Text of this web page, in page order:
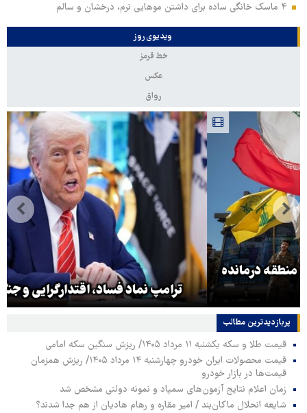
۴ ماسک خانگی ساده برای داشتن موهایی نرم، درخشان و سالم
ویدیوی روز
خط قرمز
عکس
رواق
ترامپ نماد فساد، اقتدارگرایی و جنگ‌طلبی است!
پربازدیدترین‌ مطالب
قیمت طلا و سکه یکشنبه ۱۱ مرداد ۱۴۰۵/ ریزش سنگین سکه امامی
قیمت محصولات ایران خودرو چهارشنبه ۱۴ مرداد ۱۴۰۵/ ریزش همزمان
قیمت‌ها در بازار خودرو
زمان اعلام نتایج آزمون‌های سمپاد و نمونه دولتی مشخص شد
شایعه انحلال ماکان‌بند / امیر مقاره و رهام هادیان از هم جدا شدند؟